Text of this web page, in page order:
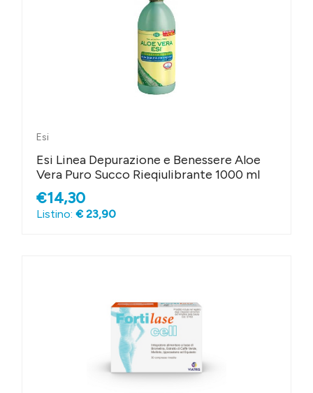
Esi
Esi Linea Depurazione e Benessere Aloe
Vera Puro Succo Rieqiulibrante 1000 ml
€14,30
Listino: € 23,90